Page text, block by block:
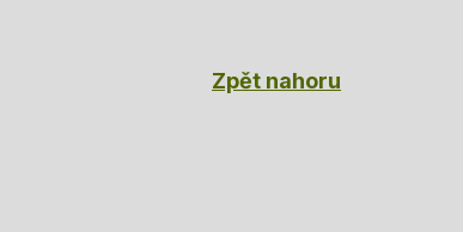
Zpět nahoru